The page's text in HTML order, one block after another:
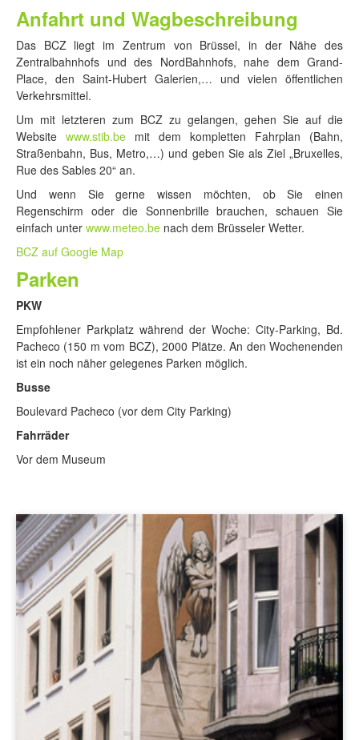
Anfahrt und Wagbeschreibung
Das BCZ liegt im Zentrum von Brüssel, in der Nähe des
Zentralbahnhofs und des NordBahnhofs, nahe dem Grand-
Place, den Saint-Hubert Galerien,… und vielen öffentlichen
Verkehrsmittel.
Um mit letzteren zum BCZ zu gelangen, gehen Sie auf die
Website www.stib.be mit dem kompletten Fahrplan (Bahn,
Straßenbahn, Bus, Metro,…) und geben Sie als Ziel „Bruxelles,
Rue des Sables 20“ an.
Und wenn Sie gerne wissen möchten, ob Sie einen
Regenschirm oder die Sonnenbrille brauchen, schauen Sie
einfach unter www.meteo.be nach dem Brüsseler Wetter.
BCZ auf Google Map
Parken
PKW
Empfohlener Parkplatz während der Woche: City-Parking, Bd.
Pacheco (150 m vom BCZ), 2000 Plätze. An den Wochenenden
ist ein noch näher gelegenes Parken möglich.
Busse
Boulevard Pacheco (vor dem City Parking)
Fahrräder
Vor dem Museum